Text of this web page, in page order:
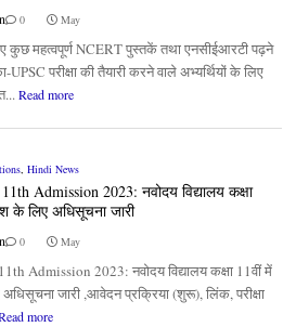
0 May
कुछ महत्वपूर्ण NCERT पुस्तकें तथा एनसीईआरटी पढ़ने
UPSC परीक्षा की तैयारी करने वाले अभ्यर्थियों के लिए
Read more
, Hindi News
Admission 2023: नवोदय विद्यालय कक्षा
के लिए अधिसूचना जारी
0 May
Admission 2023: नवोदय विद्यालय कक्षा 11वीं में
जारी ,आवेदन प्रक्रिया (शुरू), लिंक, परीक्षा
more